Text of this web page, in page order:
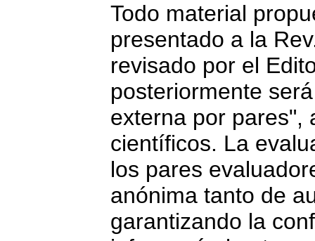
Todo material
presentado a la
revisado por el
posteriormente
externa por pares",
científicos. La
los pares
anónima tanto de
garantizando la